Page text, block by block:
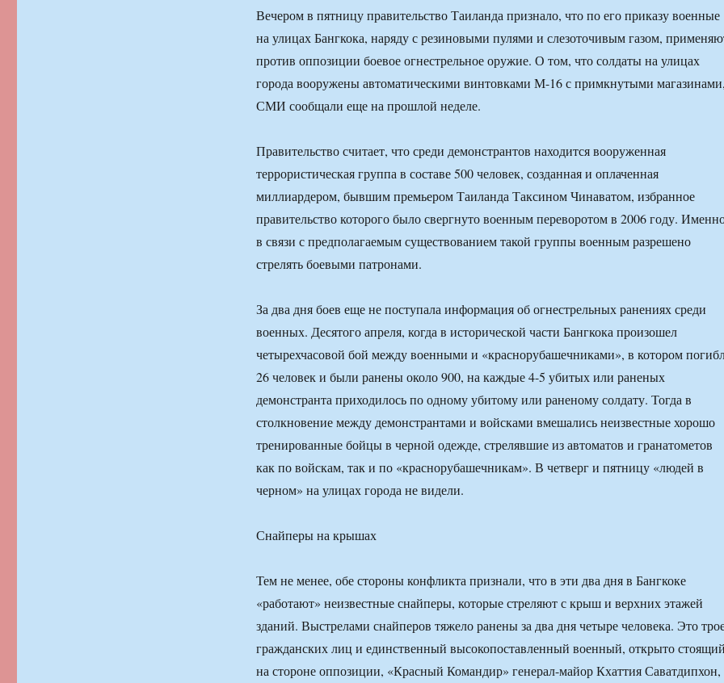
Вечером в пятницу правительство Таиланда признало, что по его приказу военные
на улицах Бангкока, наряду с резиновыми пулями и слезоточивым газом,
против оппозиции боевое огнестрельное оружие. О том, что солдаты на улицах
города вооружены автоматическими винтовками М-16 с примкнутыми
СМИ сообщали еще на прошлой неделе.
Правительство считает, что среди демонстрантов находится вооруженная
террористическая группа в составе 500 человек, созданная и оплаченная
миллиардером, бывшим премьером Таиланда Таксином Чинаватом, избранное
правительство которого было свергнуто военным переворотом в 2006 году.
в связи с предполагаемым существованием такой группы военным разрешено
стрелять боевыми патронами.
За два дня боев еще не поступала информация об огнестрельных ранениях среди
военных. Десятого апреля, когда в исторической части Бангкока произошел
четырехчасовой бой между военными и «краснорубашечниками», в котором
26 человек и были ранены около 900, на каждые 4-5 убитых или раненых
демонстранта приходилось по одному убитому или раненому солдату. Тогда в
столкновение между демонстрантами и войсками вмешались неизвестные хорошо
тренированные бойцы в черной одежде, стрелявшие из автоматов и гранатометов
как по войскам, так и по «краснорубашечникам». В четверг и пятницу «людей в
черном» на улицах города не видели.
Снайперы на крышах
Тем не менее, обе стороны конфликта признали, что в эти два дня в Бангкоке
«работают» неизвестные снайперы, которые стреляют с крыш и верхних этажей
зданий. Выстрелами снайперов тяжело ранены за два дня четыре человека. Это
гражданских лиц и единственный высокопоставленный военный, открыто
на стороне оппозиции, «Красный Командир» генерал-майор Кхаттия Саватдипхон,